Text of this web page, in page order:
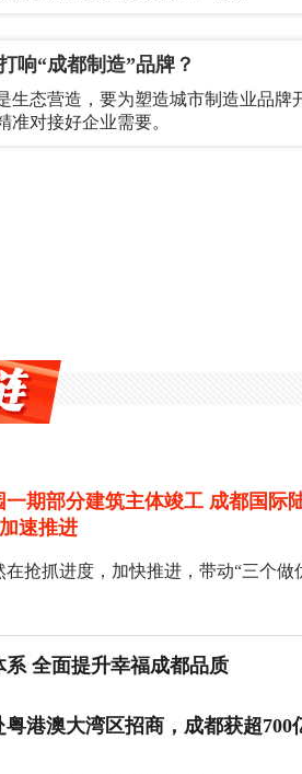
响“成都制造”品牌？
生态营造，要为塑造城市制造业品牌
准对接好企业需要。
期部分建筑主体竣工 成都国际
速推进
抢抓进度，加快推进，带动“三个做
全面提升幸福成都品质
港澳大湾区招商，成都获超700